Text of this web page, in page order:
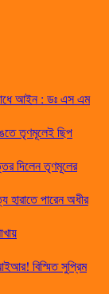
আইন : ডঃ এস এম
তৃণমূলেই ছিপ
দিলেন তৃণমূলের
হারাতে পারেন অধীর
বিস্মিত সুপ্রিম